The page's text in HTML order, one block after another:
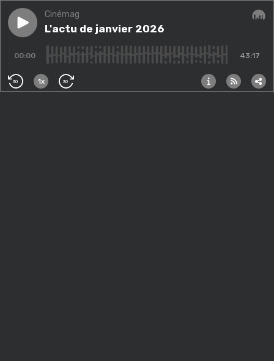
Play episodeL'actu de janvier 2026
Cinémag
L'actu de janvier 2026
00:00 43:17
30 1x 30